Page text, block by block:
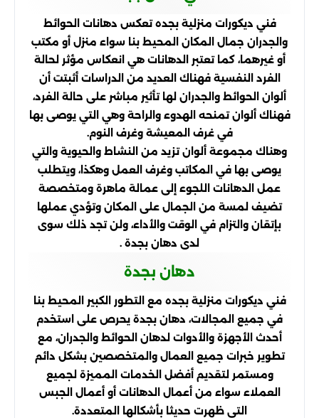
فني ديكورات منزلية بجده تعكس دهانات الحوائط
والجدران جمال المكان المحيط بنا سواء منزل أو مكتب
أو غيرهما، كما تعتبر الدهانات هي انعكاس مؤثر لحالة
الفرد النفسية فهناك العديد من الدراسات أثبتت أن
ألوان الحوائط والجدران لها تأثير مباشر على حالة الفرد،
فهناك ألوان تمنحه الهدوء والراحة وهي التي يوصى بها
في غرف المعيشة وغرف النوم.
وهناك مجموعة ألوان تزيد من النشاط والحيوية والتي
يوصى بها في المكاتب وغرف العمل وهكذا، ويتطلب
عمل الدهانات اللجوء إلى عمالة ماهرة ومتخصصة
تضيف لمسة من الجمال على المكان وتؤدي عملها
بإتقان والتزام في الوقت والأداء، ولن تجد ذلك سوى
لدى دهان بجدة .
دهان بجدة
فني ديكورات منزلية بجده مع التطور الكبير المحيط بنا
في جميع المجالات، دهان بجدة يحرص على استخدم
أحدث الأجهزة والأدوات لدهان الحوائط والجدران، مع
تطوير خبرات جميع العمال والمتخصصين بشكل دائم
ومستمر لتقديم أفضل الخدمات المميزة لجميع
العملاء سواء من أعمال الدهانات أو أعمال الجبس
التي ظهرت حديثا بأشكالها المتعددة.